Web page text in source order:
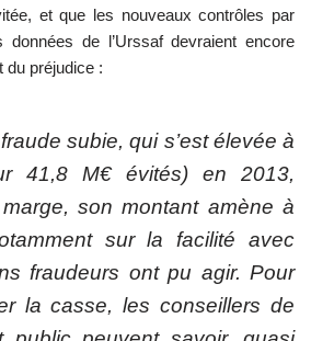
et que les nouveaux contrôles par
données de l’Urssaf devraient encore
du préjudice :
subie, qui s’est élevée à
41,8 M€ évités) en 2013,
son montant amène à
sur la facilité avec
fraudeurs ont pu agir. Pour
la casse, les conseillers de